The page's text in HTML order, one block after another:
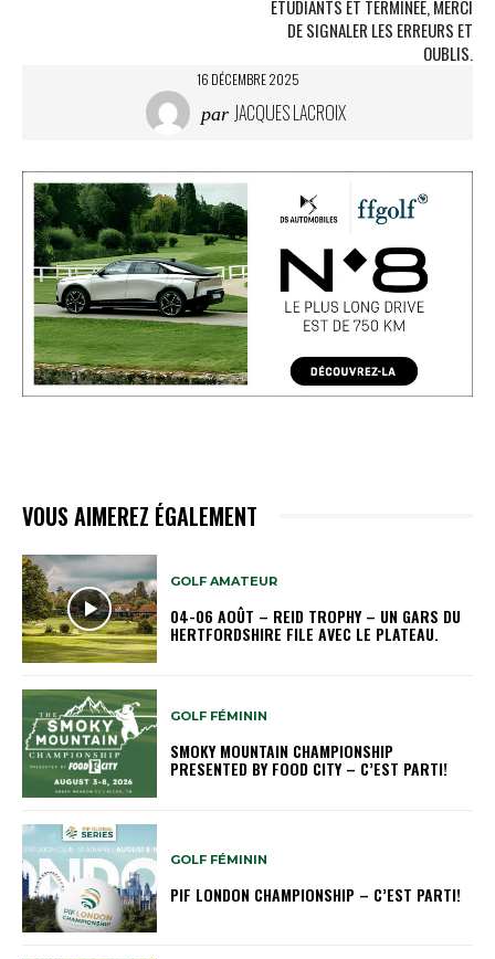
ÉTUDIANTS ET TERMINÉE, MERCI
DE SIGNALER LES ERREURS ET
OUBLIS.
16 DÉCEMBRE 2025
par JACQUES LACROIX
VOUS AIMEREZ ÉGALEMENT
GOLF AMATEUR
04-06 AOÛT – REID TROPHY – UN GARS DU
HERTFORDSHIRE FILE AVEC LE PLATEAU.
GOLF FÉMININ
SMOKY MOUNTAIN CHAMPIONSHIP
PRESENTED BY FOOD CITY – C’EST PARTI!
GOLF FÉMININ
PIF LONDON CHAMPIONSHIP – C’EST PARTI!